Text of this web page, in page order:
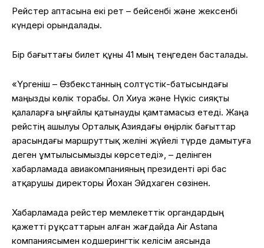
Рейстер аптасына екі рет – бейсенбі және жексенбі
күндері орындалады.
Бір бағыттағы билет құны 41 мың теңгеден басталады.
«Үргеніш – Өзбекстанның солтүстік-батысындағы
маңызды көлік торабы. Ол Хиуа және Нүкіс сияқты
қалаларға ыңғайлы қатынауды қамтамасыз етеді. Жаңа
рейстің ашылуы Орталық Азиядағы өңірлік бағыттар
арасындағы маршруттық желіні жүйелі түрде дамытуға
деген ұмтылысымызды көрсетеді», – делінген
хабарламада авиакомпанияның президенті әрі бас
атқарушы директоры Йохан Эйдхаген сөзінен.
Хабарламада рейстер мемлекеттік органдардың
қажетті рұқсаттарын алған жағдайда Air Astana
компаниясымен кодшерингтік келісім аясында